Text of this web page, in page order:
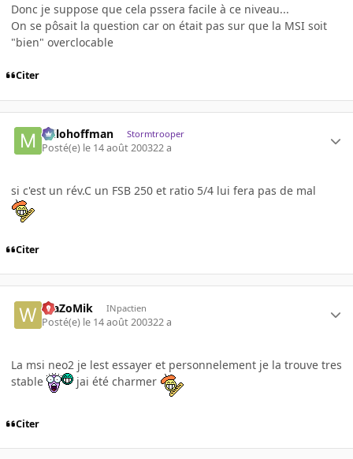
Donc je suppose que cela pssera facile à ce niveau...
On se pôsait la question car on était pas sur que la MSI soit
"bien" overclocable
Citer
milohoffman Stormtrooper
Posté(e) le 14 août 200322 a
si c'est un rév.C un FSB 250 et ratio 5/4 lui fera pas de mal
Citer
WaZoMik INpactien
Posté(e) le 14 août 200322 a
La msi neo2 je lest essayer et personnelement je la trouve tres
stable
jai été charmer
Citer